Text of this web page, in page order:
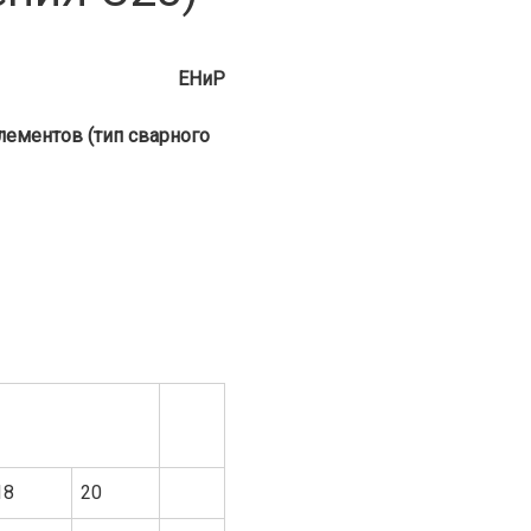
ЕНиР
(тип сварного
20